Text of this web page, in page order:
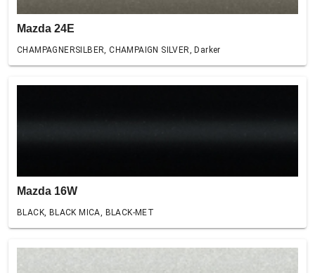
Mazda 24E
CHAMPAGNERSILBER, CHAMPAIGN SILVER, Darker
Mazda 16W
BLACK, BLACK MICA, BLACK-MET